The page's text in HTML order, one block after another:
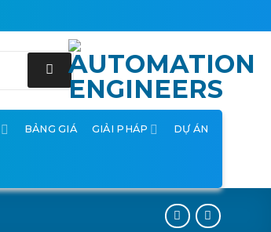
BẢNG GIÁ GIẢI PHÁP DỰ ÁN